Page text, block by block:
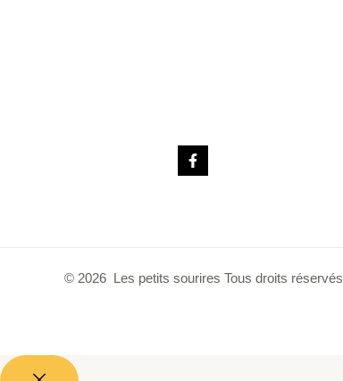
© 2026 Les petits sourires Tous droits réservés